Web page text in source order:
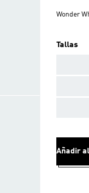
Wonder
Tallas
Añadir